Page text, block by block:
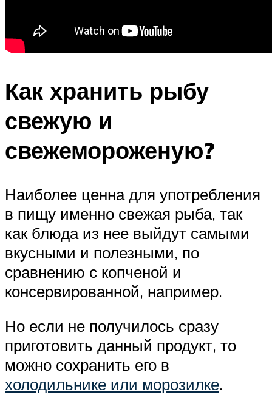
Как хранить рыбу
свежую и
свежемороженую?
Наиболее ценна для употребления
в пищу именно свежая рыба, так
как блюда из нее выйдут самыми
вкусными и полезными, по
сравнению с копченой и
консервированной, например.
Но если не получилось сразу
приготовить данный продукт, то
можно сохранить его в
холодильнике или морозилке.